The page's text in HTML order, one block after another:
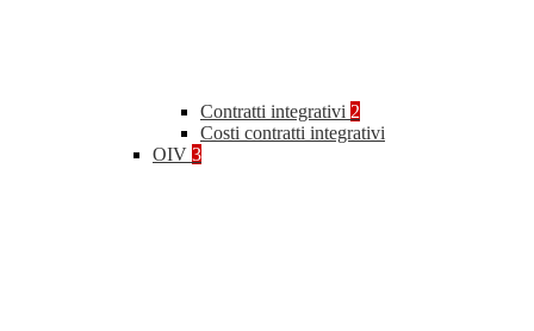
Contratti integrativi 2
Costi contratti integrativi
OIV 3